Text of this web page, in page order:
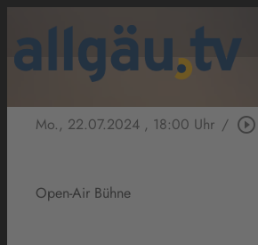
Mo., 22.07.2024 , 18:00 Uhr / play_circle_outline
Open-Air Bühne